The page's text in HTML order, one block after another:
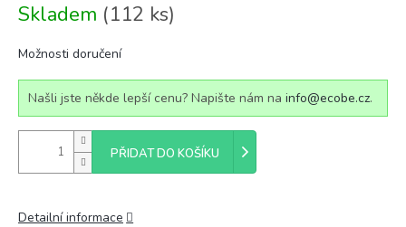
cena:
Skladem (112 ks)
Možnosti doručení
Našli jste někde lepší cenu? Napište nám na info@ecobe.cz.
PŘIDAT DO KOŠÍKU
Detailní informace